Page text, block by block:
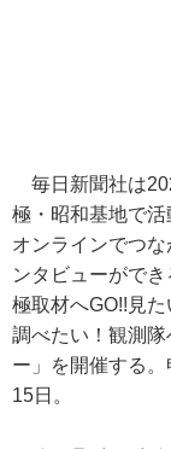
毎日新聞社は
極・昭和基地で活
オンラインでつ
ンタビューがで
極取材へGO!!見た
調べたい！観測隊
ー」を開催する。
15日。